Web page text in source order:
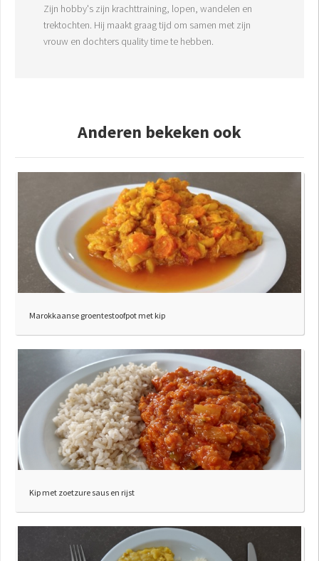
Zijn hobby's zijn krachttraining, lopen, wandelen en
trektochten. Hij maakt graag tijd om samen met zijn
vrouw en dochters quality time te hebben.
Anderen bekeken ook
Marokkaanse groentestoofpot met kip
Kip met zoetzure saus en rijst